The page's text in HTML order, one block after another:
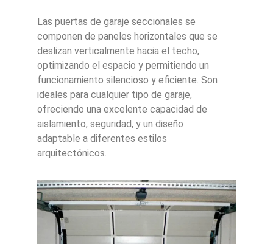
Las puertas de garaje seccionales se
componen de paneles horizontales que se
deslizan verticalmente hacia el techo,
optimizando el espacio y permitiendo un
funcionamiento silencioso y eficiente. Son
ideales para cualquier tipo de garaje,
ofreciendo una excelente capacidad de
aislamiento, seguridad, y un diseño
adaptable a diferentes estilos
arquitectónicos.